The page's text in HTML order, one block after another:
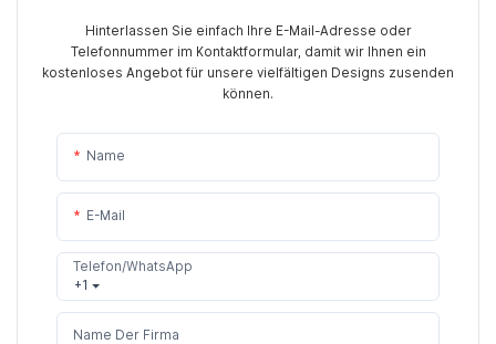
Hinterlassen Sie einfach Ihre E-Mail-Adresse oder
Telefonnummer im Kontaktformular, damit wir Ihnen ein
kostenloses Angebot für unsere vielfältigen Designs zusenden
können.
Name
E-Mail
+1
Telefon/WhatsApp
Name Der Firma